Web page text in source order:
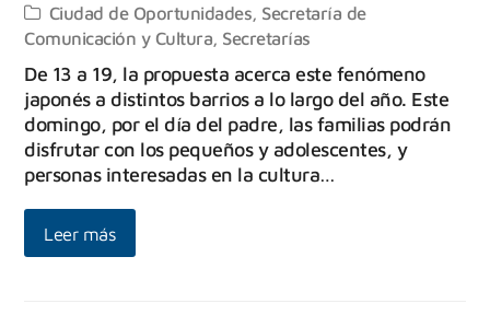
Ciudad de Oportunidades Secretaría de
Comunicación y Cultura Secretarías
De 13 a 19, la propuesta acerca este fenómeno
japonés a distintos barrios a lo largo del año. Este
domingo, por el día del padre, las familias podrán
disfrutar con los pequeños y adolescentes, y
personas interesadas en la cultura…
Leer más